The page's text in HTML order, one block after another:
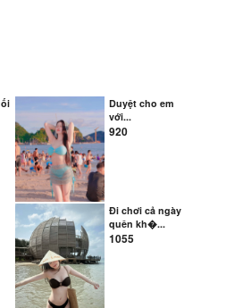
Duyệt cho em
với...
920
Đi chơi cả ngày
quên kh�...
1055